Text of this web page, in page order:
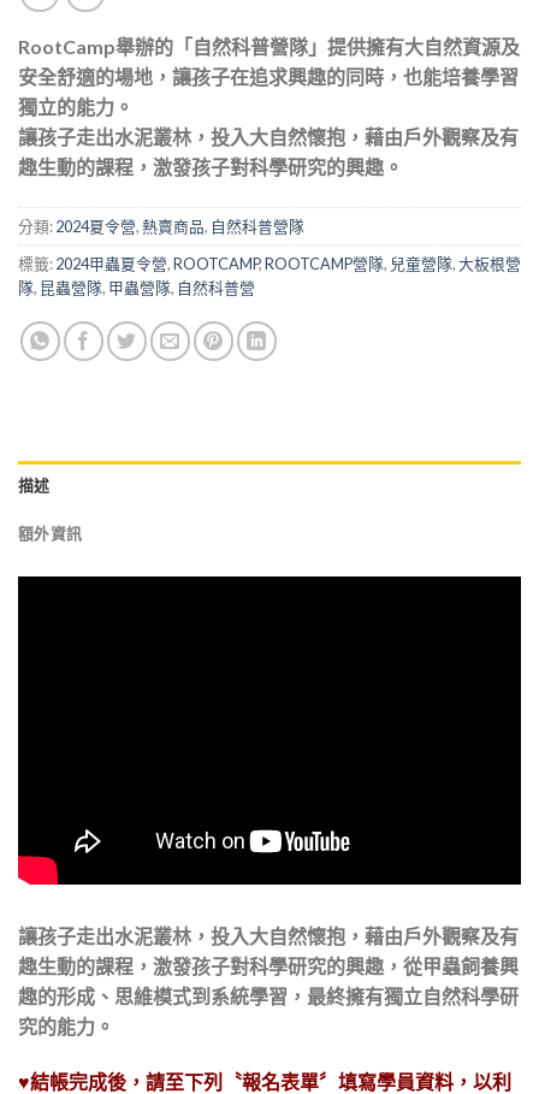
RootCamp舉辦的「自然科普營隊」提供擁有大自然資源及
安全舒適的場地，讓孩子在追求興趣的同時，也能培養學習
獨立的能力。
讓孩子走出水泥叢林，投入大自然懷抱，藉由戶外觀察及有
趣生動的課程，激發孩子對科學研究的興趣 。
分類:2024夏令營,熱賣商品, 自然科普營隊
標籤:2024甲蟲夏令營,ROOTCAMP,ROOTCAMP營隊, 兒童營隊,大板根營
隊, 昆蟲營隊, 甲蟲營隊, 自然科普營
描述
額外資訊
讓孩子走出水泥叢林，投入大自然懷抱，藉由戶外觀察及有
趣生動的課程，激發孩子對科學研究的興趣， 從甲蟲飼養興
趣的形成、思維模式到系統學習，最終擁有獨立自然科學研
究的能力。
♥結帳完成後，請至下列〝報名表單〞填寫學員資料，以利